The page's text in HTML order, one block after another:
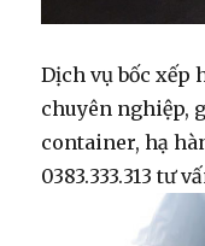
Dịch vụ bốc xếp
chuyên nghiệp,
container, hạ
0383.333.313 tư